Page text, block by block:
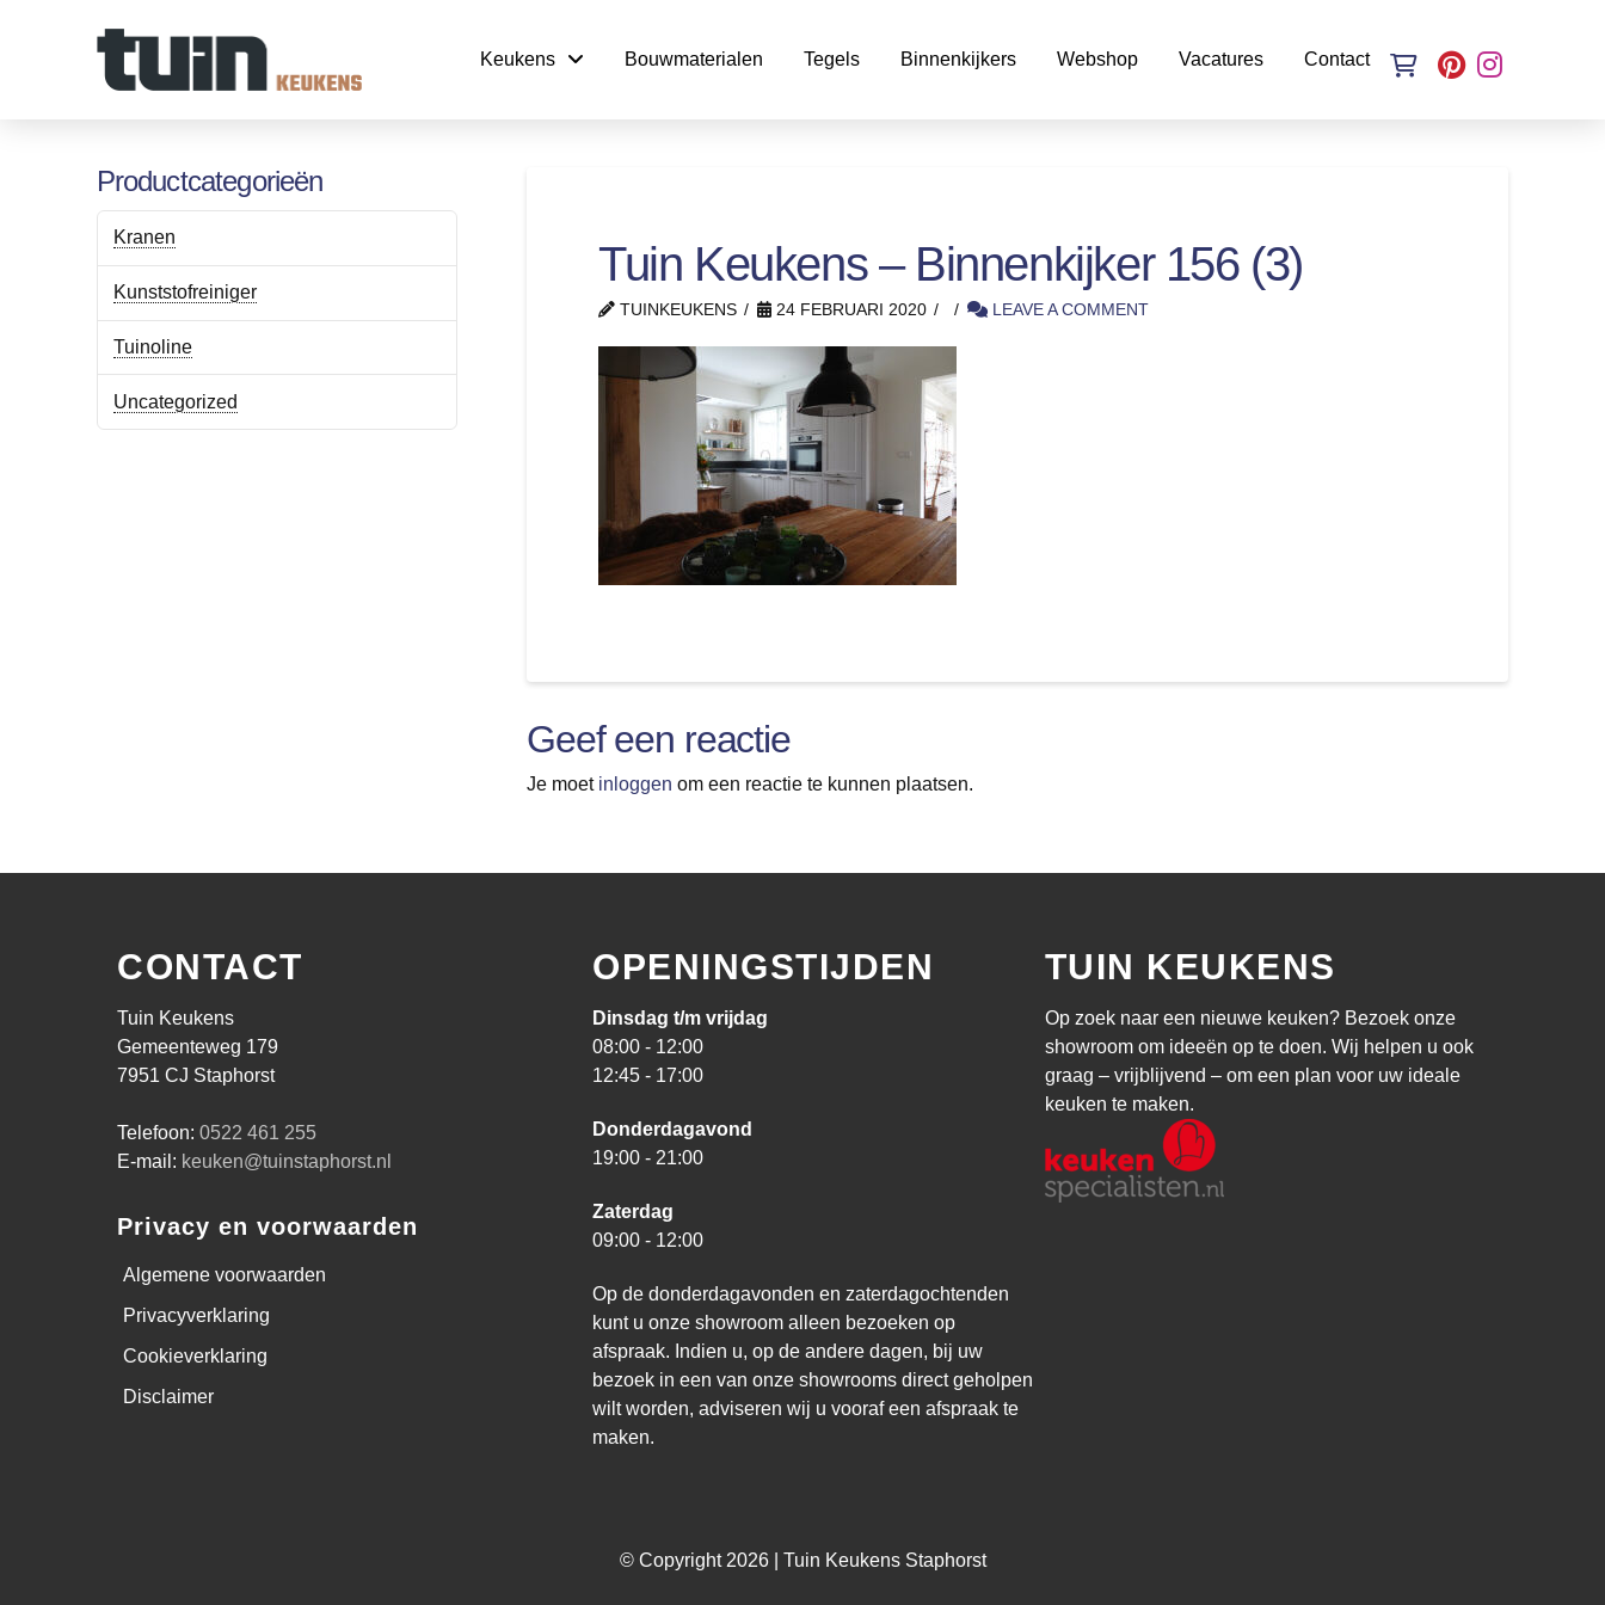
Keukens Bouwmaterialen Tegels Binnenkijkers Webshop Vacatures Contact
Tuin Keukens – Binnenkijker 156 (3)
TUINKEUKENS 24 FEBRUARI 2020 LEAVE A COMMENT
Geef een reactie
Je moet inloggen om een reactie te kunnen plaatsen.
Productcategorieën
Kranen
Kunststofreiniger
Tuinoline
Uncategorized
CONTACT
Tuin Keukens
Gemeenteweg 179
7951 CJ Staphorst
Telefoon:0522 461 255
E-mail: keuken@tuinstaphorst.nl
Privacy en voorwaarden
Algemene voorwaarden
Privacyverklaring
Cookieverklaring
Disclaimer
OPENINGSTIJDEN
Dinsdag t/m vrijdag
08:00 - 12:00
12:45 - 17:00
Donderdagavond
19:00 - 21:00
Zaterdag
09:00 - 12:00
Op de donderdagavonden en zaterdagochtenden
kunt u onze showroom alleen bezoeken op
afspraak. Indien u, op de andere dagen, bij uw
bezoek in een van onze showrooms direct geholpen
wilt worden, adviseren wij u vooraf een afspraak te
maken.
TUIN KEUKENS
Op zoek naar een nieuwe keuken? Bezoek onze
showroom om ideeën op te doen. Wij helpen u ook
graag – vrijblijvend – om een plan voor uw ideale
keuken te maken.
© Copyright 2026 | Tuin Keukens Staphorst